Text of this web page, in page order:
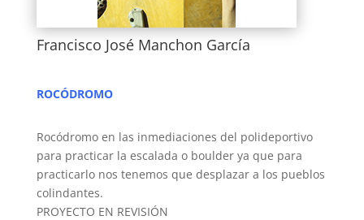
Francisco José Manchon García
ROCÓDROMO
Rocódromo en las inmediaciones del polideportivo
para practicar la escalada o boulder ya que para
practicarlo nos tenemos que desplazar a los pueblos
colindantes.
PROYECTO EN REVISIÓN